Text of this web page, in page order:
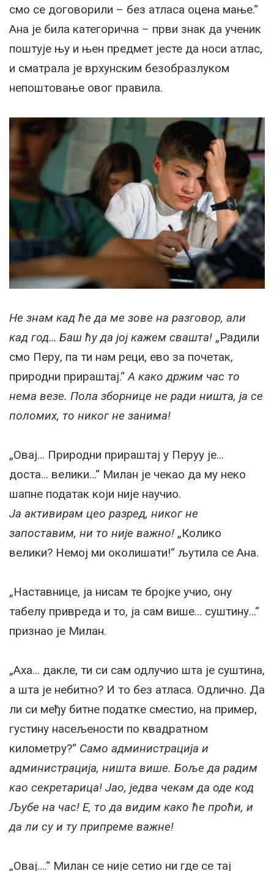
смо се договорили – без атласа оцена мање.“
Ана је била категорична – први знак да ученик
поштује њу и њен предмет јесте да носи атлас,
и сматрала је врхунским безобразлуком
непоштовање овог правила.
Не знам кад ће да ме зове на разговор, али
кад год… Баш ћу да јој кажем свашта! „Радили
смо Перу, па ти нам реци, ево за почетак,
природни прираштај.“А како држим час то
нема везе. Пола зборнице не ради ништа, ја се
поломих, то никог не занима!
„Овај… Природни прираштај у Перуу је…
доста… велики…“ Милан је чекао да му неко
шапне податак који није научио.
Ја активирам цео разред, никог не
запоставим, ни то није важно! „Колико
велики? Немој ми околишати!“ љутила се Ана.
„Наставнице, ја нисам те бројке учио, ону
табелу привреда и то, ја сам више… суштину…“
признао је Милан.
„Аха… дакле, ти си сам одлучио шта је суштина,
а шта је небитно? И то без атласа. Одлично. Да
ли си међу битне податке сместио, на пример,
густину насељености по квадратном
километру?“ Само администрација и
администрација, ништа више. Боље да радим
као секретарица! Јао, једва чекам да оде код
Љубе на час! Е, то да видим како ће проћи, и
да ли су и ту припреме важне!
„Овај….“ Милан се није сетио ни где се тај